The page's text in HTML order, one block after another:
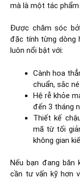
mà là một tác
Được chăm sóc
đặc tính từng dòng
luôn nổi bật với:
Cành hoa
chuẩn, sắc
Hệ rễ khỏe
đến 3 tháng
Thiết kế
mã từ tối
không gian
Nếu bạn đang băn
cần tư vấn kỹ hơn